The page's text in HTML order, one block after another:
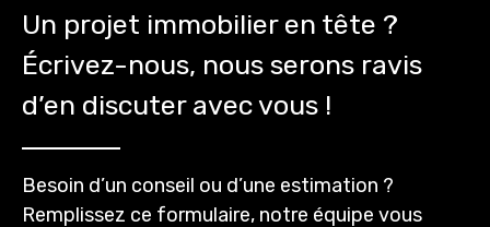
Un projet immobilier en tête ?
Écrivez-nous, nous serons ravis
d’en discuter avec vous !
Besoin d’un conseil ou d’une estimation ?
Remplissez ce formulaire, notre équipe vous